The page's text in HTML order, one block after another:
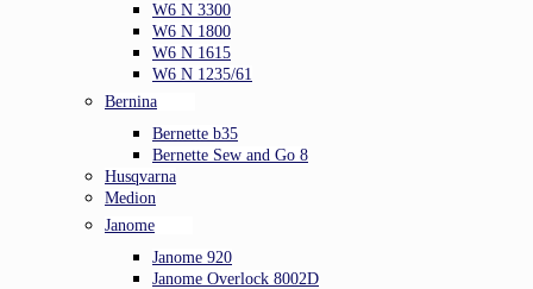
W6 N 3300
W6 N 1800
W6 N 1615
W6 N 1235/61
Bernina
Bernette b35
Bernette Sew and Go 8
Husqvarna
Medion
Janome
Janome 920
Janome Overlock 8002D